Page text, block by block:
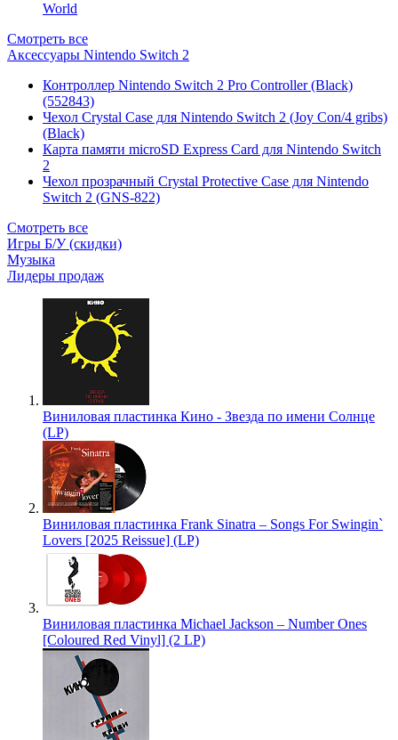
World
Смотреть все
Аксессуары Nintendo Switch 2
Контроллер Nintendo Switch 2 Pro Controller (Black)
(552843)
Чехол Сrystal Сase для Nintendo Switch 2 (Joy Con/4 gribs)
(Black)
Карта памяти microSD Express Card для Nintendo Switch
2
Чехол прозрачный Crystal Protective Case для Nintendo
Switch 2 (GNS-822)
Смотреть все
Игры Б/У (скидки)
Музыка
Лидеры продаж
Виниловая пластинка Кино - Звезда по имени Солнце
(LP)
Виниловая пластинка Frank Sinatra – Songs For Swingin`
Lovers [2025 Reissue] (LP)
Виниловая пластинка Michael Jackson – Number Ones
[Coloured Red Vinyl] (2 LP)